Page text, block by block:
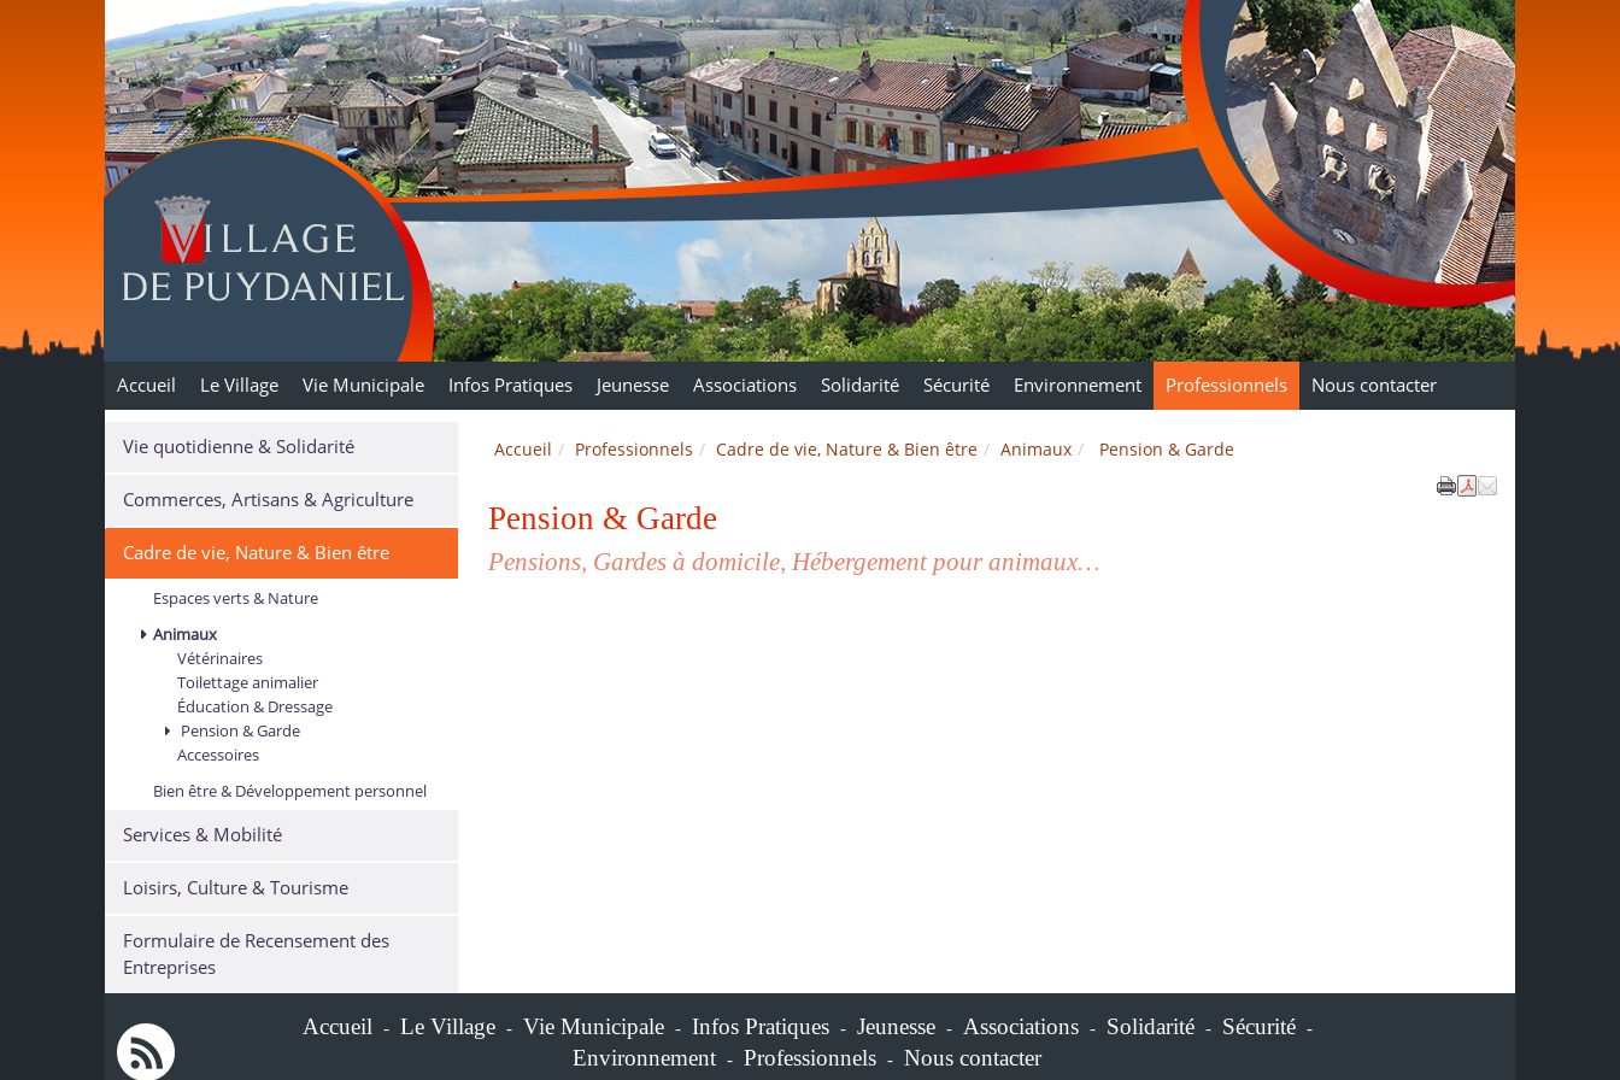
Puydaniel
Accueil Le Village Vie Municipale Infos Pratiques Jeunesse Associations Solidarité Sécurité Environnement Professionnels Nous contacter
Accueil Professionnels Cadre de vie, Nature & Bien être Animaux Pension & Garde
Pension & Garde
Pensions, Gardes à domicile, Hébergement pour animaux…
Vie quotidienne & Solidarité
Commerces, Artisans & Agriculture
Cadre de vie, Nature & Bien être
Espaces verts & Nature
Animaux
Vétérinaires
Toilettage animalier
Éducation & Dressage
Pension & Garde
Accessoires
Bien être & Développement personnel
Services & Mobilité
Loisirs, Culture & Tourisme
Formulaire de Recensement des
Entreprises
Accueil - Le Village - Vie Municipale - Infos Pratiques - Jeunesse - Associations - Solidarité - Sécurité -
Environnement - Professionnels - Nous contacter